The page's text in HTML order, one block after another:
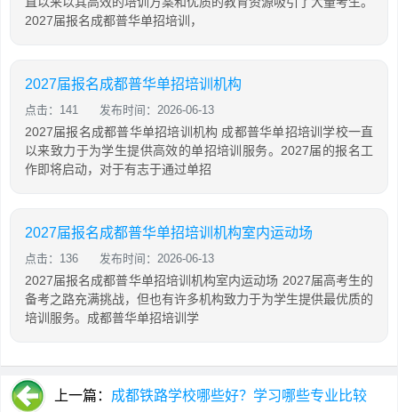
2027届报名成都普华单招培训，
2027届报名成都普华单招培训机构
点击：141 发布时间：2026-06-13
2027届报名成都普华单招培训机构 成都普华单招培训学校一直
以来致力于为学生提供高效的单招培训服务。2027届的报名工
作即将启动，对于有志于通过单招
2027届报名成都普华单招培训机构室内运动场
点击：136 发布时间：2026-06-13
2027届报名成都普华单招培训机构室内运动场 2027届高考生的
备考之路充满挑战，但也有许多机构致力于为学生提供最优质的
培训服务。成都普华单招培训学
上一篇： 成都铁路学校哪些好？学习哪些专业比较